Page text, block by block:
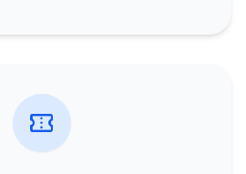
confirmation_number